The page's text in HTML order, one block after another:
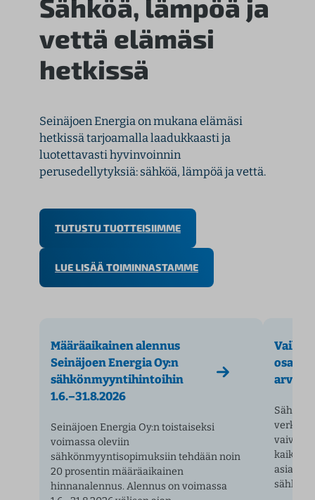
Sähköä, lämpöä ja
vettä elämäsi
hetkissä
Seinäjoen Energia on mukana elämäsi
hetkissä tarjoamalla laadukkaasti ja
luotettavasti hyvinvoinnin
perusedellytyksiä: sähköä, lämpöä ja vettä.
TUTUSTU TUOTTEISIIMME
LUE LISÄÄ TOIMINNASTAMME
Määräaikainen alennus
Seinäjoen Energia Oy:n
sähkönmyyntihintoihin
1.6.–31.8.2026
Seinäjoen Energia Oy:n toistaiseksi
voimassa oleviin
sähkönmyyntisopimuksiin tehdään noin
20 prosentin määräaikainen
hinnanalennus. Alennus on voimassa